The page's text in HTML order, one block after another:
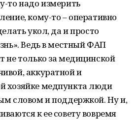
то надо измерить
кому-то – оперативно
укол, да и просто
Ведь в местный ФАП
не только за медицинской
аккуратной и
хозяйке медпункта люди
словом и поддержкой. Ну и,
к ее совету вовремя